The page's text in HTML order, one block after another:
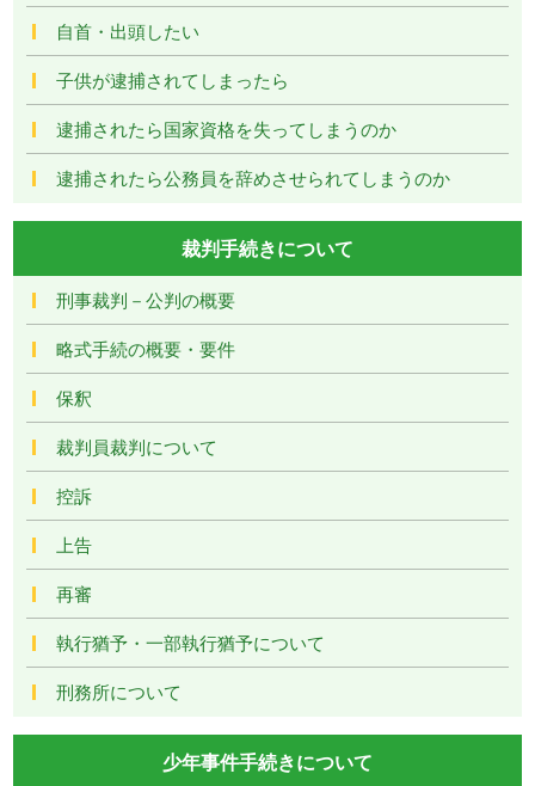
自首・出頭したい
子供が逮捕されてしまったら
逮捕されたら国家資格を失ってしまうのか
逮捕されたら公務員を辞めさせられてしまうのか
裁判手続きについて
刑事裁判－公判の概要
略式手続の概要・要件
保釈
裁判員裁判について
控訴
上告
再審
執行猶予・一部執行猶予について
刑務所について
少年事件手続きについて